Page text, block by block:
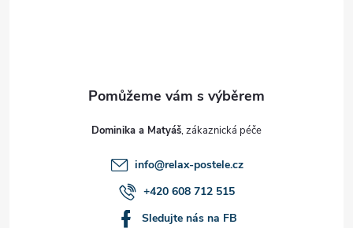
Dominika a Matyáš
info@relax-postele.cz
+420 608 712 515
Sledujte nás na FB